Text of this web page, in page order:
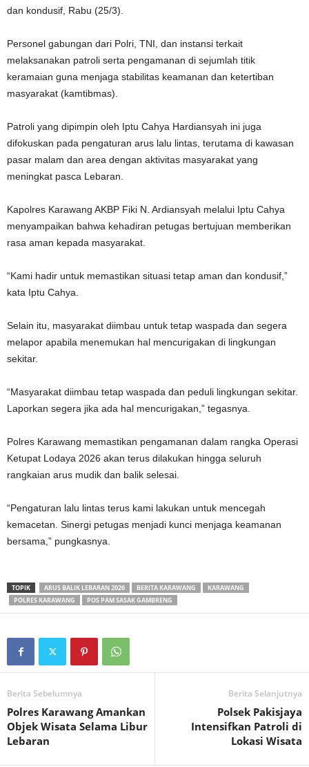
dan kondusif, Rabu (25/3).
‎Personel gabungan dari Polri, TNI, dan instansi terkait
melaksanakan patroli serta pengamanan di sejumlah titik
keramaian guna menjaga stabilitas keamanan dan ketertiban
masyarakat (kamtibmas).
‎Patroli yang dipimpin oleh Iptu Cahya Hardiansyah ini juga
difokuskan pada pengaturan arus lalu lintas, terutama di kawasan
pasar malam dan area dengan aktivitas masyarakat yang
meningkat pasca Lebaran.
‎Kapolres Karawang AKBP Fiki N. Ardiansyah melalui Iptu Cahya
menyampaikan bahwa kehadiran petugas bertujuan memberikan
rasa aman kepada masyarakat.
‎“Kami hadir untuk memastikan situasi tetap aman dan kondusif,”
kata Iptu Cahya.
‎Selain itu, masyarakat diimbau untuk tetap waspada dan segera
melapor apabila menemukan hal mencurigakan di lingkungan
sekitar.
‎“Masyarakat diimbau tetap waspada dan peduli lingkungan sekitar.
Laporkan segera jika ada hal mencurigakan,” tegasnya.
‎Polres Karawang memastikan pengamanan dalam rangka Operasi
Ketupat Lodaya 2026 akan terus dilakukan hingga seluruh
rangkaian arus mudik dan balik selesai.
‎“Pengaturan lalu lintas terus kami lakukan untuk mencegah
kemacetan. Sinergi petugas menjadi kunci menjaga keamanan
bersama,” pungkasnya.
TOPIK ARUS BALIK LEBARAN 2026 BERITA KARAWANG
KARAWANG
POLRES KARAWANG
POS PAM SASAK GAMBRENG
Berita Sebelumnya
Polres Karawang Amankan
Objek Wisata Selama Libur
Lebaran
Berita Selanjutnya
Polsek Pakisjaya
Intensifkan Patroli di
Lokasi Wisata